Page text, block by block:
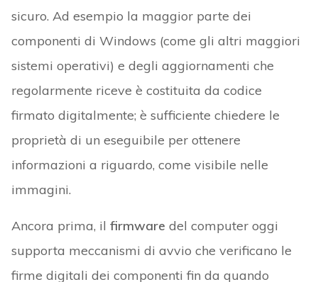
sicuro. Ad esempio la maggior parte dei
componenti di Windows (come gli altri maggiori
sistemi operativi) e degli aggiornamenti che
regolarmente riceve è costituita da codice
firmato digitalmente; è sufficiente chiedere le
proprietà di un eseguibile per ottenere
informazioni a riguardo, come visibile nelle
immagini.
Ancora prima, il firmware del computer oggi
supporta meccanismi di avvio che verificano le
firme digitali dei componenti fin da quando